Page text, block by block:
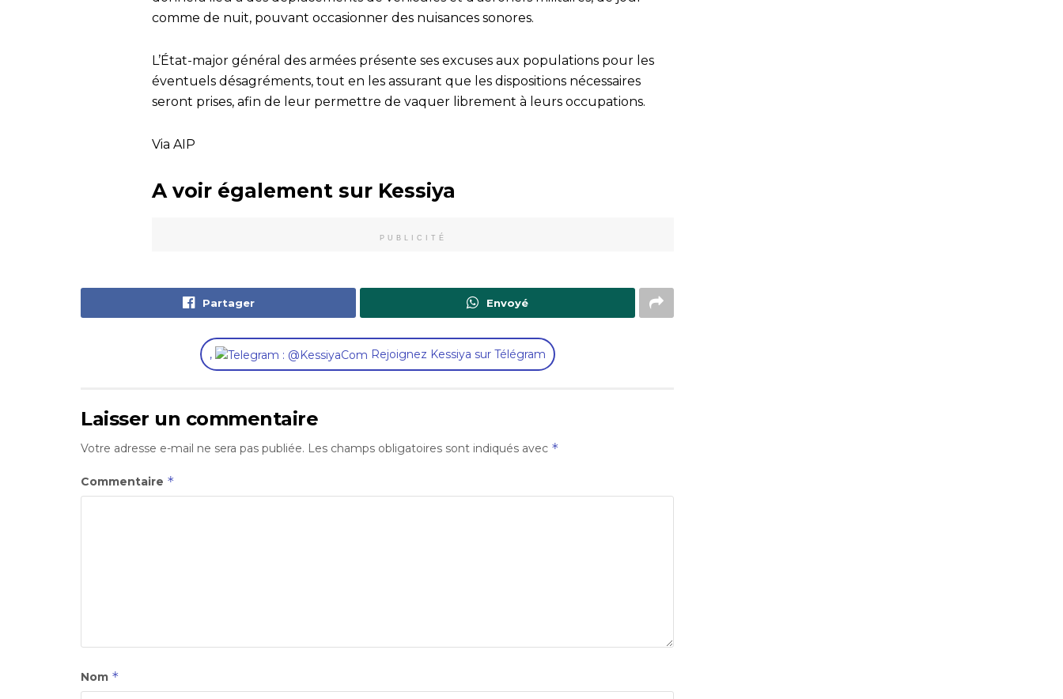
comme de nuit, pouvant occasionner des nuisances sonores.
L’État-major général des armées présente ses excuses aux populations pour les
éventuels désagréments, tout en les assurant que les dispositions nécessaires
seront prises, afin de leur permettre de vaquer librement à leurs occupations.
Via AIP
A voir également sur Kessiya
PUBLICITÉ
Partager Envoyé
, Rejoignez Kessiya sur Télégram
Laisser un commentaire
Votre adresse e-mail ne sera pas publiée. Les champs obligatoires sont indiqués avec *
Commentaire *
Nom *